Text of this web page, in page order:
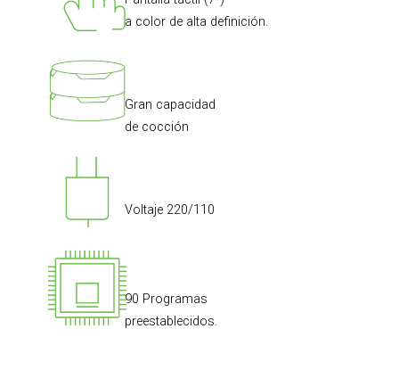
a color de alta definición.
Gran capacidad
de cocción
Voltaje 220/110
90 Programas
preestablecidos.